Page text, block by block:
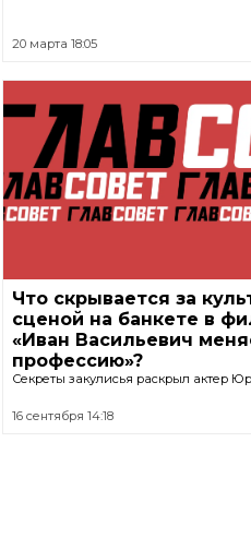
20 марта 18:05
Что скрывается за
сценой на банкете в
«Иван Васильевич
профессию»?
Секреты закулисья раскрыл актер
16 сентября 14:18